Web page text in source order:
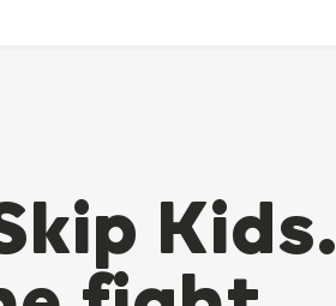
Kids.